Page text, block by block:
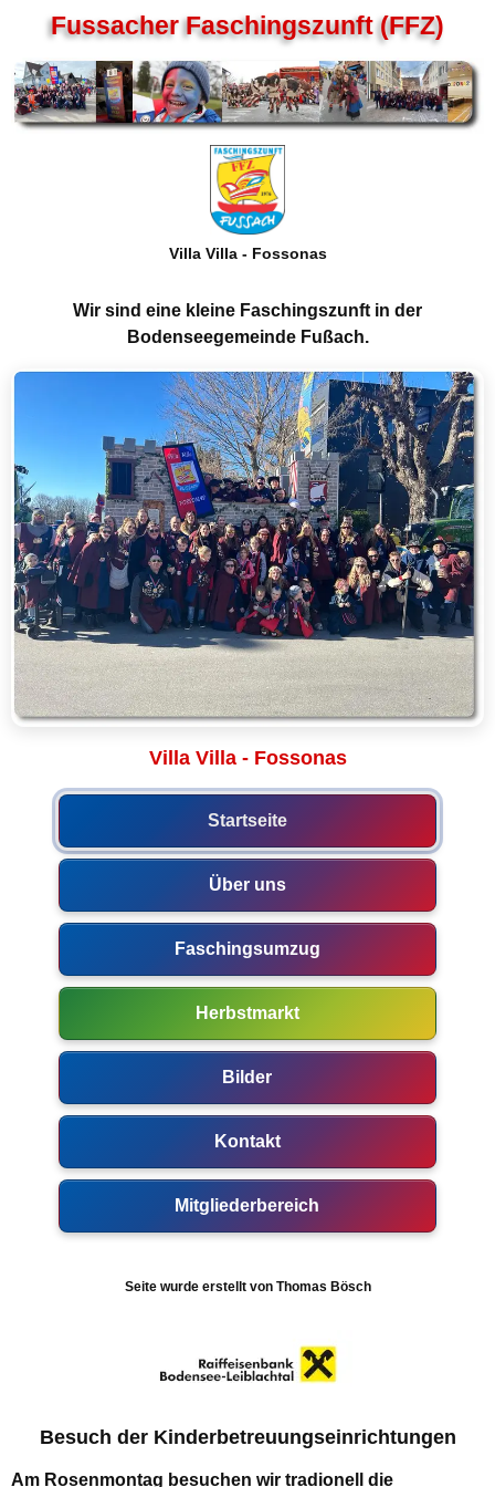
Fussacher Faschingszunft (FFZ)
Villa Villa - Fossonas
Besuch der Kinderbetreuungseinrichtungen
Am Rosenmontag besuchen wir tradionell die
Wir sind eine kleine Faschingszunft in der
Bodenseegemeinde Fußach.
Villa Villa - Fossonas
Startseite
Über uns
Faschingsumzug
Herbstmarkt
Bilder
Kontakt
Mitgliederbereich
Seite wurde erstellt von Thomas Bösch